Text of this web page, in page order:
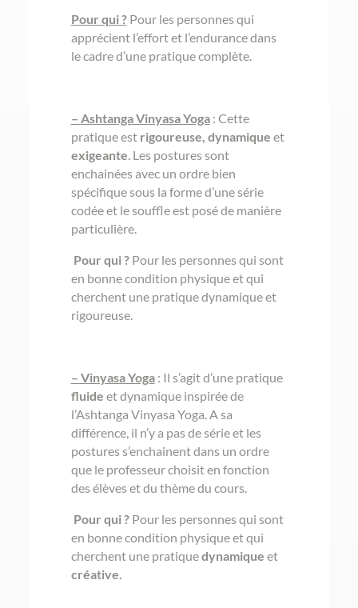
Pour qui ? Pour les personnes qui
apprécient l’effort et l’endurance dans
le cadre d’une pratique complète.
– Ashtanga Vinyasa Yoga: Cette
pratique est rigoureuse, dynamique et
exigeante. Les postures sont
enchainées avec un ordre bien
spécifique sous la forme d’une série
codée et le souffle est posé de manière
particulière.
Pour qui ?Pour les personnes qui sont
en bonne condition physique et qui
cherchent une pratique dynamique et
rigoureuse.
– Vinyasa Yoga: Il s’agit d’une pratique
fluide et dynamique inspirée de
l’Ashtanga Vinyasa Yoga. A sa
différence, il n’y a pas de série et les
postures s’enchainent dans un ordre
que le professeur choisit en fonction
des élèves et du thème du cours.
Pour qui ?Pour les personnes qui sont
en bonne condition physique et qui
cherchent une pratiquedynamique et
créative.